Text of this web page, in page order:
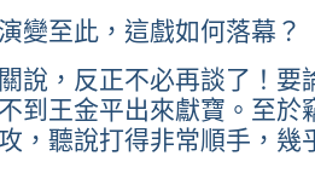
演變至此，這戲如何落幕？
關說，反正不必再談了！
不到王金平出來獻寶。至於
，聽說打得非常順手，幾